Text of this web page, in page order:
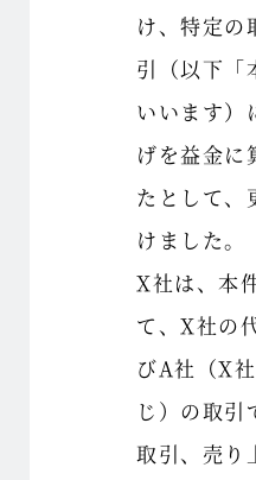
け、特定の
引（以下「
いいます）
げを益金に
たとして、
けました。
X社は、本
て、X社の
びA社（X
じ）の取引
取引、売り